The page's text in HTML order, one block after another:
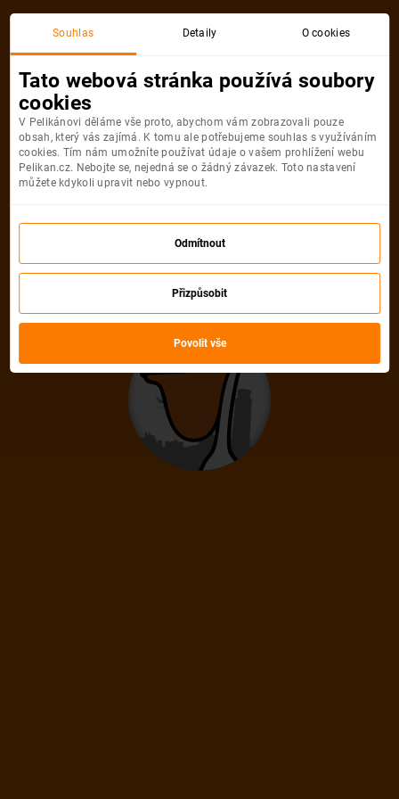
Akční letenka
Litujeme, akční letenka do města už
není dostupná
Vybrat jinou akční letenku
Souhlas Detaily O cookies
Tato webová stránka používá soubory
cookies
V Pelikánovi děláme vše proto, abychom vám zobrazovali pouze
obsah, který vás zajímá. K tomu ale potřebujeme souhlas s využíváním
cookies. Tím nám umožníte používat údaje o vašem prohlížení webu
Pelikan.cz. Nebojte se, nejedná se o žádný závazek. Toto nastavení
můžete kdykoli upravit nebo vypnout.
Odmítnout
Přizpůsobit
Povolit vše